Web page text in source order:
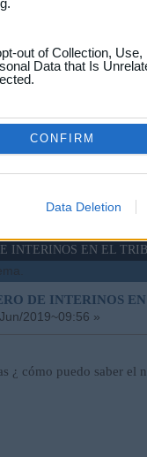
out of Collection,
Data that Is
CONFIRM
Data Deletion
de
INTERINOS EN EL
DE INTERINOS
2019~09:56 »
¿ cómo puedo saber el